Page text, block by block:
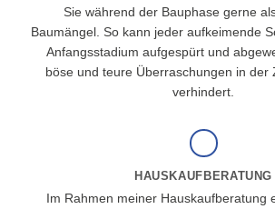
Sie während der Bauphase gerne
Baumängel. So kann jeder aufkeimende
Anfangsstadium aufgespürt und
böse und teure Überraschungen in der
verhindert.
HAUSKAUFBERATUNG
Im Rahmen meiner Hauskaufberatung